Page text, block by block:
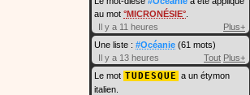
au mot MICRONÉSIE
Il y a 11 heures
Plus+
Une liste : #Océanie (61 mots)
Il y a 13 heures
Tout Plus+
Le mot TUDESQUE a un étymon
italien.